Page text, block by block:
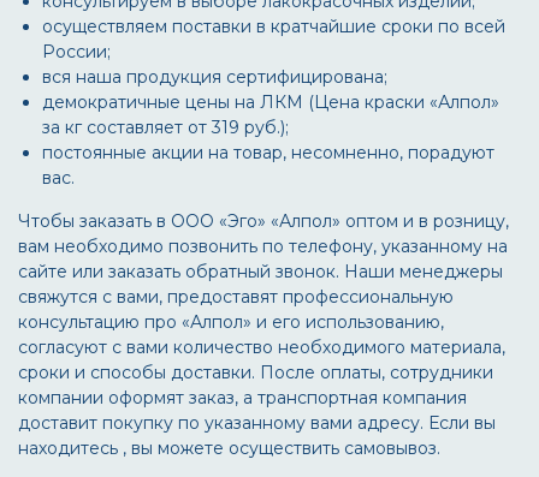
осуществляем поставки в кратчайшие сроки по всей
России;
вся наша продукция сертифицирована;
демократичные цены на ЛКМ (Цена краски «Алпол»
за кг составляет от 319 руб.);
постоянные акции на товар, несомненно, порадуют
вас.
Чтобы заказать в ООО «Эго» «Алпол» оптом и в розницу,
вам необходимо позвонить по телефону, указанному на
сайте или заказать обратный звонок. Наши менеджеры
свяжутся с вами, предоставят профессиональную
консультацию про «Алпол» и его использованию,
согласуют с вами количество необходимого материала,
сроки и способы доставки. После оплаты, сотрудники
компании оформят заказ, а транспортная компания
доставит покупку по указанному вами адресу. Если вы
находитесь , вы можете осуществить самовывоз.